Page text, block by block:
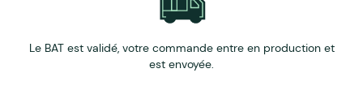
Le BAT est validé, votre commande entre en production et
est envoyée.